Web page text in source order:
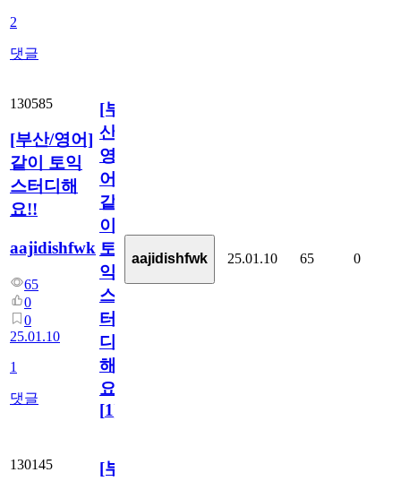
2
댓글
130585
[부산/영어]
같이 토익
스터디해
요!!
aajidishfwk
65
0
0
25.01.10
1
댓글
[부
산/
영
어]
같
이
토
익
스
터
디
해
요!!
[1]
aajidishfwk 25.01.10 65 0
130145
[부